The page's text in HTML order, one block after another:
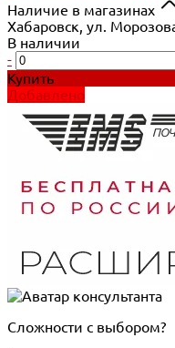
Наличие в магазинах
Хабаровск, ул.
В наличии
-
Купить
Добавлено
Сложности с выбором?